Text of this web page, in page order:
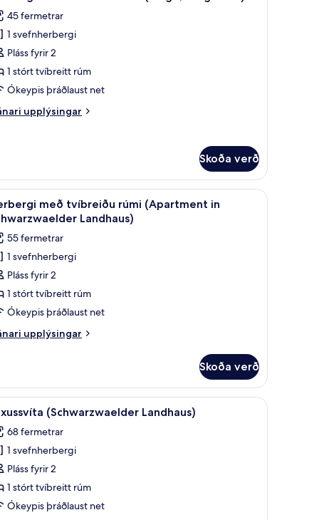
45 fermetrar
1 svefnherbergi
Pláss fyrir 2
1 stórt tvíbreitt rúm
Ókeypis þráðlaust net
upplýsingar
Skoða verð
í herbergi
öryggishólf í herbergi Herbergi með tvíbreiðu rúmi (Apartment in
4
með tvíbreiðu rúmi (Apartment in
Landhaus)
55 fermetrar
1 svefnherbergi
Pláss fyrir 2
1 stórt tvíbreitt rúm
Ókeypis þráðlaust net
upplýsingar
Skoða verð
í herbergi
Gartenfluegel) | Rúmföt af bestu gerð, dúnsængur, míníbar, öryggishólf
Lúxussvíta (Schwarzwaelder Landhaus) |
4 (Schwarzwaelder Landhaus)
68 fermetrar
1 svefnherbergi
Pláss fyrir 2
1 stórt tvíbreitt rúm
Ókeypis þráðlaust net